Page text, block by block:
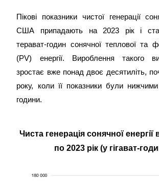
Пікові показники чистої генерації
США припадають на 2023 рік і
терават-годин сонячної теплової та
(PV) енергії. Вироблення такого
зростає вже понад двоє десятиліть,
року, коли її показники були
години.
Чиста генерація сонячної
по 2023 рік (у гігават-